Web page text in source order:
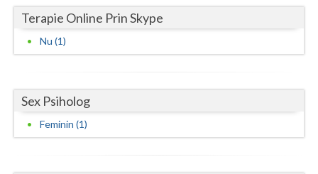
Tulcea
Valcea
Vrancea
Terapie Online Prin Skype
Nu (1)
Sex Psiholog
Feminin (1)